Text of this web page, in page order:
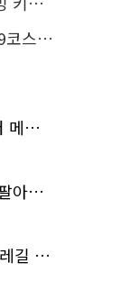
나볼까
주황색 리본 따라 한강부터 메타세쿼이아 숲길까지…서울둘레길 15코스
"편의점인데 아무것도 안 팔아요" 서울에서 가장 특별한 편의점의 정체
이것이 천연 냉방! '서울둘레길 9코스'로 숲속 피서 떠나볼까